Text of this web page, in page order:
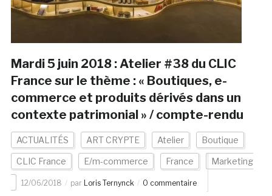
Mardi 5 juin 2018 : Atelier #38 du CLIC
France sur le thème : « Boutiques, e-
commerce et produits dérivés dans un
contexte patrimonial » / compte-rendu
ACTUALITÉS ART CRYPTE Atelier Boutique
CLIC France E/m-commerce France Marketing
12/06/2018 par Loris Ternynck 0 commentaire